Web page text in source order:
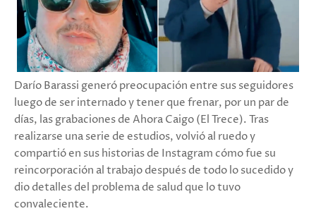
Darío Barassi generó preocupación entre sus seguidores
luego de ser internado y tener que frenar, por un par de
días, las grabaciones de Ahora Caigo (El Trece). Tras
realizarse una serie de estudios, volvió al ruedo y
compartió en sus historias de Instagram cómo fue su
reincorporación al trabajo después de todo lo sucedido y
dio detalles del problema de salud que lo tuvo
convaleciente.